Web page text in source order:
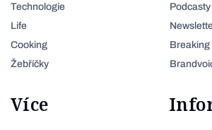
Technologie
Life
Cooking
Žebříčky
Podcasty
Breaking
Více